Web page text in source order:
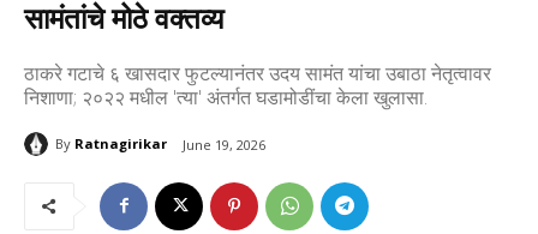
सामंतांचे मोठे वक्तव्य
ठाकरे गटाचे ६ खासदार फुटल्यानंतर उदय सामंत यांचा उबाठा नेतृत्वावर
निशाणा; २०२२ मधील 'त्या' अंतर्गत घडामोडींचा केला खुलासा.
By Ratnagirikar June 19, 2026